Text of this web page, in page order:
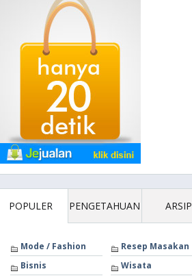
POPULER PENGETAHUAN ARSIP
Mode / Fashion
Resep Masakan
Bisnis
Wisata